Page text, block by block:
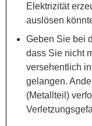
Elektrizität
auslösen
Geben Sie bei
dass Sie nicht
versehentlich
gelangen.
(Metallteil)